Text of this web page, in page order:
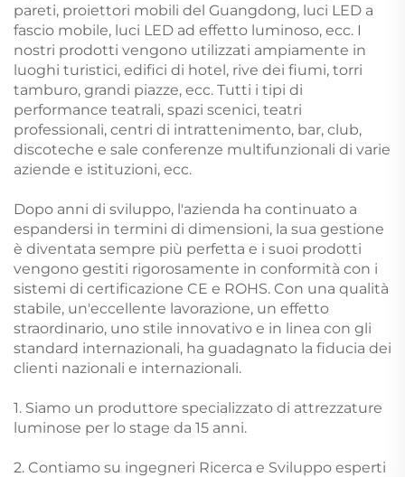
pareti, proiettori mobili del Guangdong, luci LED a
fascio mobile, luci LED ad effetto luminoso, ecc. I
nostri prodotti vengono utilizzati ampiamente in
luoghi turistici, edifici di hotel, rive dei fiumi, torri
tamburo, grandi piazze, ecc. Tutti i tipi di
performance teatrali, spazi scenici, teatri
professionali, centri di intrattenimento, bar, club,
discoteche e sale conferenze multifunzionali di varie
aziende e istituzioni, ecc.
Dopo anni di sviluppo, l'azienda ha continuato a
espandersi in termini di dimensioni, la sua gestione
è diventata sempre più perfetta e i suoi prodotti
vengono gestiti rigorosamente in conformità con i
sistemi di certificazione CE e ROHS. Con una qualità
stabile, un'eccellente lavorazione, un effetto
straordinario, uno stile innovativo e in linea con gli
standard internazionali, ha guadagnato la fiducia dei
clienti nazionali e internazionali.
1. Siamo un produttore specializzato di attrezzature
luminose per lo stage da 15 anni.
2. Contiamo su ingegneri Ricerca e Sviluppo esperti